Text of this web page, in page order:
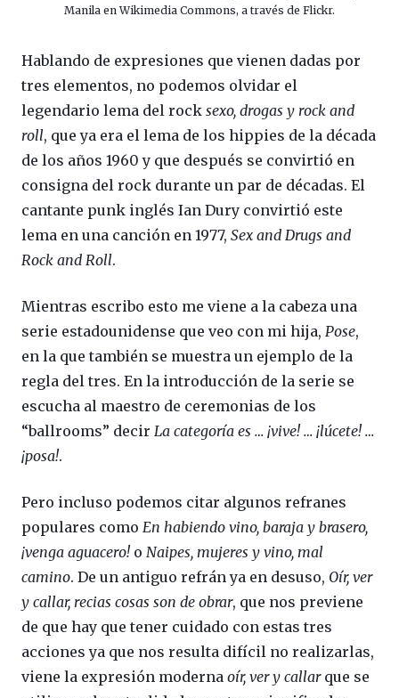
Manila en Wikimedia Commons, a través de Flickr.
Hablando de expresiones que vienen dadas por
tres elementos, no podemos olvidar el
legendario lema del rock sexo, drogas y rock and
roll, que ya era el lema de los hippies de la década
de los años 1960 y que después se convirtió en
consigna del rock durante un par de décadas. El
cantante punk inglés Ian Dury convirtió este
lema en una canción en 1977, Sex and Drugs and
Rock and Roll.
Mientras escribo esto me viene a la cabeza una
serie estadounidense que veo con mi hija, Pose,
en la que también se muestra un ejemplo de la
regla del tres. En la introducción de la serie se
escucha al maestro de ceremonias de los
“ballrooms” decir La categoría es … ¡vive! … ¡lúcete! …
¡posa!.
Pero incluso podemos citar algunos refranes
populares como En habiendo vino, baraja y brasero,
¡venga aguacero!o Naipes, mujeres y vino, mal
camino. De un antiguo refrán ya en desuso, Oír, ver
y callar, recias cosas son de obrar, que nos previene
de que hay que tener cuidado con estas tres
acciones ya que nos resulta difícil no realizarlas,
viene la expresión moderna oír, ver y callarque se